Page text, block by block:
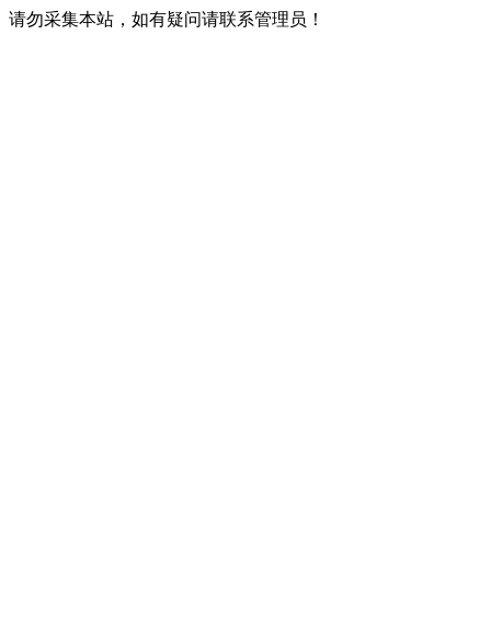
请勿采集本站，如有疑问请联系管理员！